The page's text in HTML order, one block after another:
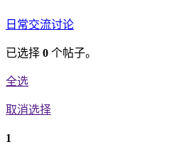
日常交流讨论
已选择 0 个帖子。
全选
取消选择
1